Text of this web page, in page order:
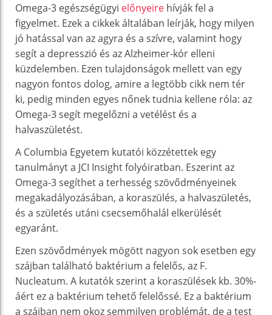
Omega-3 egészségügyi előnyeire hívják fel a
figyelmet. Ezek a cikkek általában leírják, hogy milyen
jó hatással van az agyra és a szívre, valamint hogy
segít a depresszió és az Alzheimer-kór elleni
küzdelemben. Ezen tulajdonságok mellett van egy
nagyon fontos dolog, amire a legtöbb cikk nem tér
ki, pedig minden egyes nőnek tudnia kellene róla: az
Omega-3 segít megelőzni a vetélést és a
halvaszületést.
A Columbia Egyetem kutatói közzétettek egy
tanulmányt a JCI Insight folyóiratban. Eszerint az
Omega-3 segíthet a terhesség szövődményeinek
megakadályozásában, a koraszülés, a halvaszületés,
és a születés utáni csecsemőhalál elkerülését
egyaránt.
Ezen szövődmények mögött nagyon sok esetben egy
szájban található baktérium a felelős, az F.
Nucleatum. A kutatók szerint a koraszülések kb. 30%-
áért ez a baktérium tehető felelőssé. Ez a baktérium
a szájban nem okoz semmilyen problémát, de a test